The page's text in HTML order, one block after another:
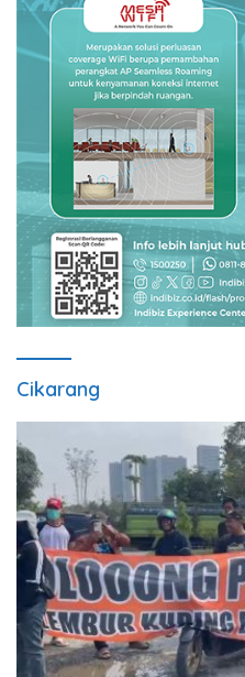
Cikarang